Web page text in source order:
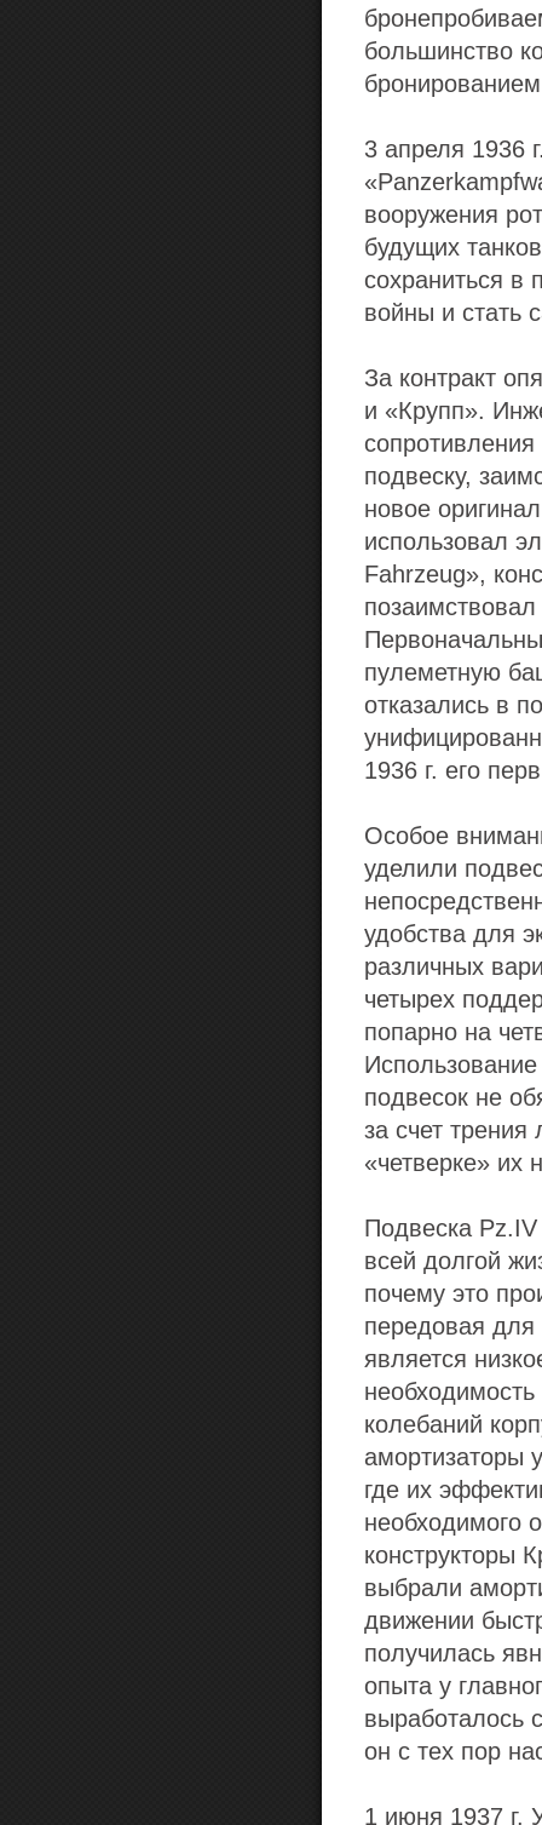
большинство
3 апреля 1936
вооружения
будущих
сохраниться в
войны и стать
За контракт
и «Крупп».
подвеску,
новое
использовал
Fahrzeug»,
пулеметную
отказались в
1936 г. его
Особое
уделили
удобства для
различных
четырех
попарно на
подвесок не
за счет
«четверке» их
Подвеска
всей долгой
почему это
передовая для
является
колебаний
амортизаторы
где их
необходимого
конструкторы
выбрали
движении
получилась
опыта у
выработалось
он с тех пор
1 июня 1937 г.